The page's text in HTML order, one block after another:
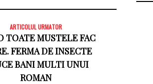
ARTICOLUL URMATOR
TOATE MUSTELE FAC
FERMA DE INSECTE
BANI MULTI UNUI
ROMAN